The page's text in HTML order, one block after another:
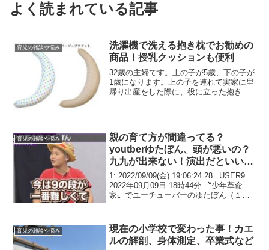
よく読まれている記事
育児の雑談や悩み
洗濯機で洗える抱き枕でお勧めの
商品！授乳クッションも便利
32歳の主婦です。上の子が5歳、下の子が
1歳になります。上の子を連れて実家に里
帰り出産をした際に、役に立った抱き枕
いました。そのとき...
育児の雑談や悩み
親の育て方が間違ってる？
youtberゆたぼん、頭が悪いの？
九九が出来ない！演出だといい訳
か？
1: 2022/09/09(金) 19:06:24.28 _USER9
2022年09月09日 18時44分 〝少年革命
家〟でユーチューバーのゆたぼん（１
ターで本気にし...
育児の雑談や悩み
現在の小学校で変わった事！カエ
ルの解剖、身体測定、卒業式など